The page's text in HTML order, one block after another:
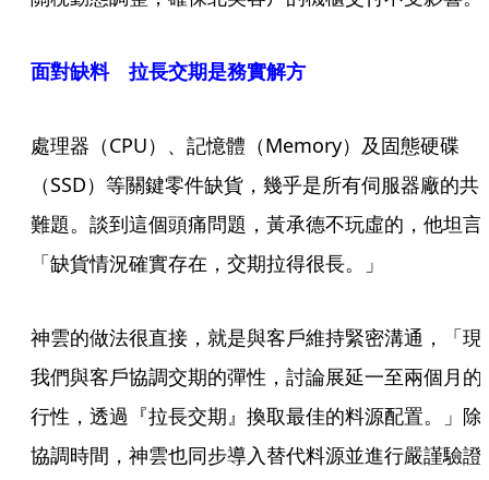
面對缺料 拉長交期是務實解方
處理器（CPU）、記憶體（Memory）及固態硬碟
（SSD）等關鍵零件缺貨，幾乎是所有伺服器廠的共
難題。談到這個頭痛問題，黃承德不玩虛的，他坦言
「缺貨情況確實存在，交期拉得很長。」
神雲的做法很直接，就是與客戶維持緊密溝通，「現
我們與客戶協調交期的彈性，討論展延一至兩個月的
行性，透過『拉長交期』換取最佳的料源配置。」除
協調時間，神雲也同步導入替代料源並進行嚴謹驗證